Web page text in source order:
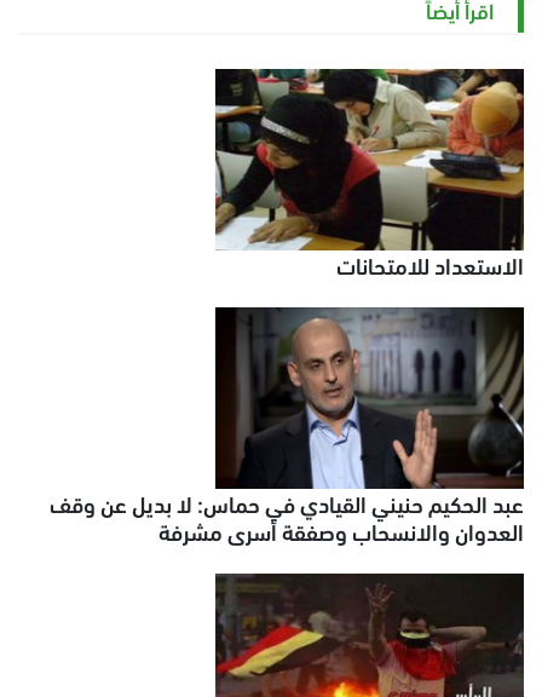
اقرأ أيضاً
الاستعداد للامتحانات
عبد الحكيم حنيني القيادي في حماس: لا بديل عن وقف
العدوان والانسحاب وصفقة أسرى مشرفة